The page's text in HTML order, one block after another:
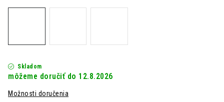
Skladom
12.8.2026
Možnosti doručenia